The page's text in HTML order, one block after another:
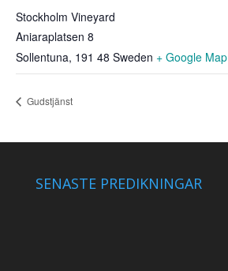
Stockholm Vineyard
Aniaraplatsen 8
Sollentuna, 191 48 Sweden + Google Map
Gudstjänst
SENASTE PREDIKNINGAR